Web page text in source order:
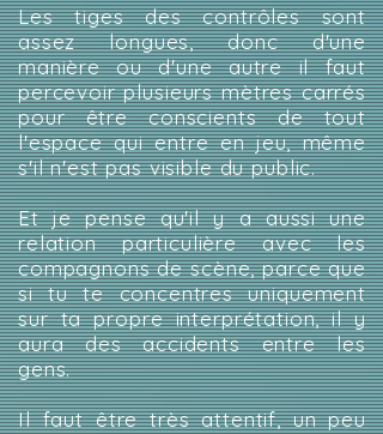
Les tiges des contrôles sont
assez longues, donc d'une
manière ou d'une autre il faut
percevoir plusieurs mètres carrés
pour être conscients de tout
l'espace qui entre en jeu, même
s'il n'est pas visible du public.
Et je pense qu'il y a aussi une
relation particulière avec les
compagnons de scène, parce que
si tu te concentres uniquement
sur ta propre interprétation, il y
aura des accidents entre les
gens.
Il faut être très attentif, un peu